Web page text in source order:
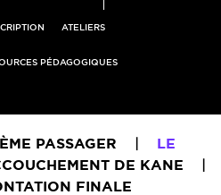
ATELIERS
PÉDAGOGIQUES
PASSAGER |
LE
DE KANE
|
FINALE